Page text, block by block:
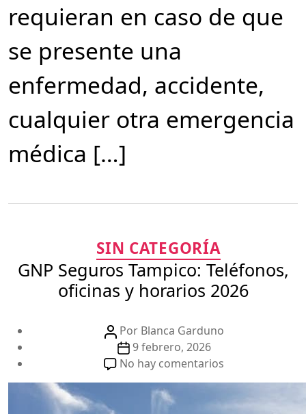
requieran en caso de que
se presente una
enfermedad, accidente,
cualquier otra emergencia
médica […]
Categorías
SIN CATEGORÍA
GNP Seguros Tampico: Teléfonos,
oficinas y horarios 2026
Autor
la
publicación
Por Blanca Garduno
Fecha
de
la
publicación
9 febrero, 2026
No hay comentarios
GNP